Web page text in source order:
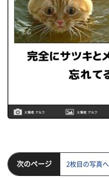
次のページ 2枚目の写真へ